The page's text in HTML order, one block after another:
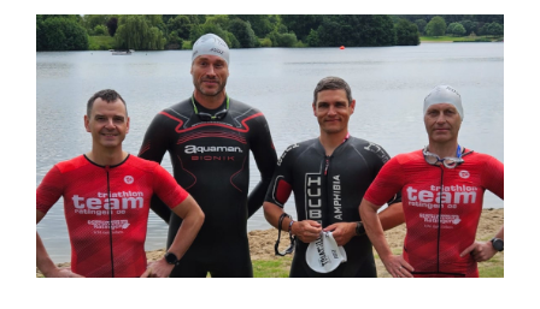
tolles
Comeback
viele
zufriedene
Mastersathleten